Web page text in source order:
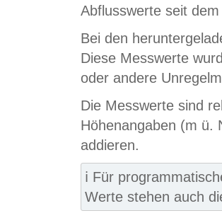
Abflusswerte seit
Bei den
Diese Messwerte
oder andere
Die Messwerte sind
Höhenangaben (m ü.
addieren.
ℹ️ Für
Werte stehen auch